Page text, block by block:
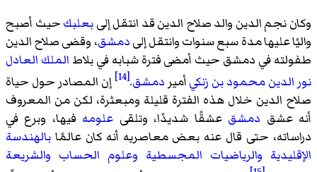
وكان نجم الدين والد صلاح الدين قد انتقل إلىبعلبكحيث أصبح
واليًا عليها مدة سبع سنوات وانتقل إلىدمشق، وقضى صلاح الدين
طفولته في دمشق حيث أمضى فترة شبابه في بلاط الملك العادل
نور الدين محمود بن زنكيأمير دمشق.
[14]
إن المصادر حول حياة
صلاح الدين خلال هذه الفترة قليلة ومبعثرة، لكن من المعروف
أنه عشق دمشق عشقًا شديدًا، وتلقى علومه فيها، وبرع في
دراساته، حتى قال عنه بعض معاصريه أنه كان عالمًا بالهندسة
الإقليدية والرياضيات المجسطية وعلوم الحساب والشريعة